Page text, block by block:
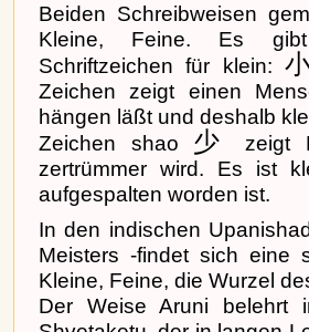
Beiden Schreibweisen
Kleine, Feine. Es gibt
Schriftzeichen für klein:
Zeichen zeigt einen
hängen läßt und deshalb
Zeichen shao 少
zeigt
zertrümmer wird. Es ist
aufgespalten worden ist.
In den indischen
Meisters -findet sich eine
Kleine, Feine, die Wurzel
Der Weise Aruni belehrt